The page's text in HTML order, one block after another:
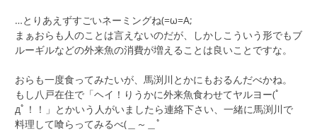
…とりあえずすごいネーミングね(=ω=A;
まぁおらも人のことは言えないのだが、しかしこういう形でもブ
ルーギルなどの外来魚の消費が増えることは良いことですな。
おらも一度食ってみたいが、馬渕川とかにもおるんだべかね。
もし八戸在住で「ヘイ！りうかに外来魚食わせてヤルヨー(ﾟ
дﾟ！！」とかいう人がいましたら連絡下さい、一緒に馬渕川で
料理して喰らってみるべ(＿～＿ﾟ